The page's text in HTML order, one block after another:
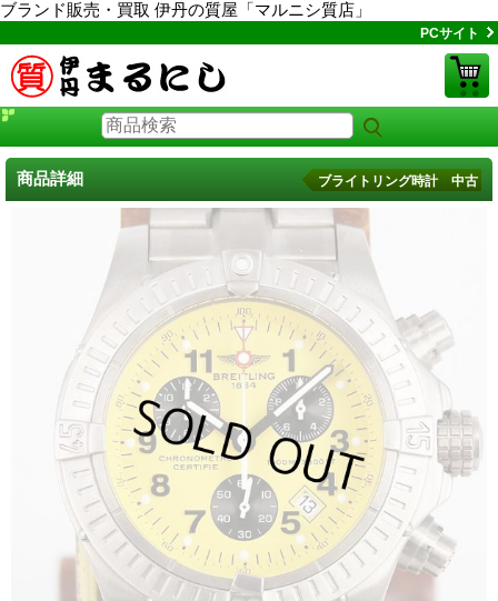
ブランド販売・買取 伊丹の質屋「マルニシ質店」
PCサイト
商品詳細 ブライトリング時計 中古